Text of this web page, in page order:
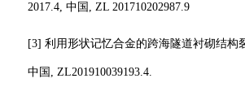
2017.4, 中国 , ZL 201710202987.9
[3] 利用形状记忆合金的跨海隧道衬砌结构
中国 , ZL201910039193.4.